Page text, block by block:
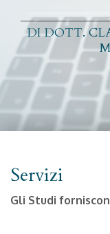
DI DOTT.
Servizi
Gli Studi